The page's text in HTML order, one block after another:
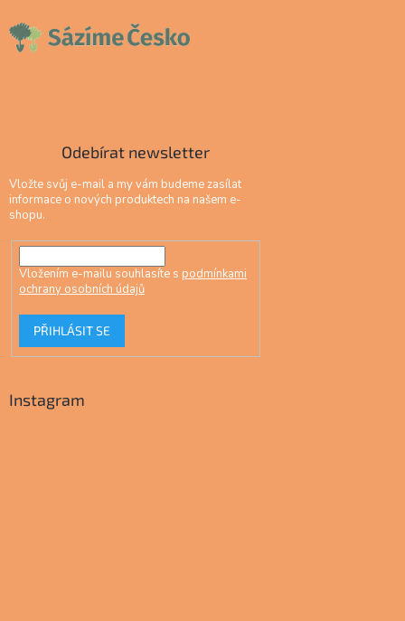
Odebírat newsletter
Vložte svůj e-mail a my vám budeme zasílat
informace o nových produktech na našem e-
shopu.
Vložením e-mailu souhlasíte s podmínkami
ochrany osobních údajů
PŘIHLÁSIT SE
Instagram